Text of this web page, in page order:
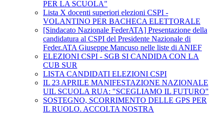
PER LA SCUOLA"
Lista X docenti superiori elezioni CSPI -
VOLANTINO PER BACHECA ELETTORALE
[Sindacato Nazionale FederATA] Presentazione della
candidatura al CSPI del Presidente Nazionale di
Feder.ATA Giuseppe Mancuso nelle liste di ANIEF
ELEZIONI CSPI - SGB SI CANDIDA CON LA
CUB SUR
LISTA CANDIDATI ELEZIONI CSPI
IL 23 APRILE MANIFESTAZIONE NAZIONALE
UIL SCUOLA RUA: "SCEGLIAMO IL FUTURO"
SOSTEGNO, SCORRIMENTO DELLE GPS PER
IL RUOLO. ACCOLTA NOSTRA